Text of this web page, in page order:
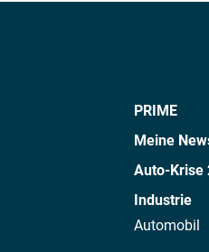
PRIME
Meine
Auto-Krise
Industrie
Automobil